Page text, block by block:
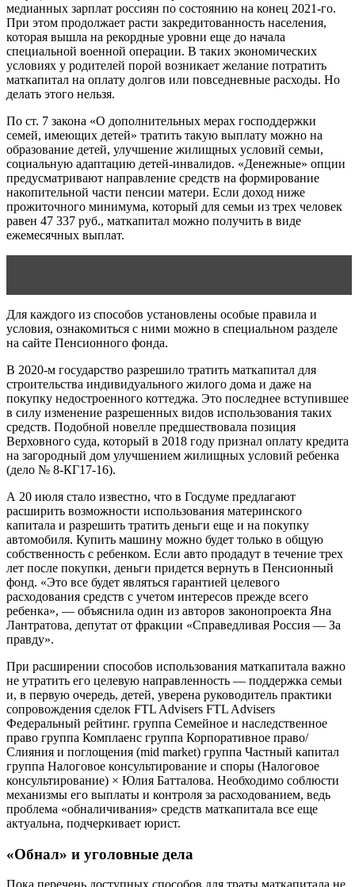
медианных зарплат россиян по состоянию на конец 2021-го.
При этом продолжает расти закредитованность населения,
которая вышла на рекордные уровни еще до начала
специальной военной операции. В таких экономических
условиях у родителей порой возникает желание потратить
маткапитал на оплату долгов или повседневные расходы. Но
делать этого нельзя.
По ст. 7 закона «О дополнительных мерах господдержки
семей, имеющих детей» тратить такую выплату можно на
образование детей, улучшение жилищных условий семьи,
социальную адаптацию детей-инвалидов. «Денежные» опции
предусматривают направление средств на формирование
накопительной части пенсии матери. Если доход ниже
прожиточного минимума, который для семьи из трех человек
равен 47 337 руб., маткапитал можно получить в виде
ежемесячных выплат.
Для каждого из способов установлены особые правила и
условия, ознакомиться с ними можно в специальном разделе
на сайте Пенсионного фонда.
В 2020-м государство разрешило тратить маткапитал для
строительства индивидуального жилого дома и даже на
покупку недостроенного коттеджа. Это последнее вступившее
в силу изменение разрешенных видов использования таких
средств. Подобной новелле предшествовала позиция
Верховного суда, который в 2018 году признал оплату кредита
на загородный дом улучшением жилищных условий ребенка
(дело № 8-КГ17-16).
А 20 июля стало известно, что в Госдуме предлагают
расширить возможности использования материнского
капитала и разрешить тратить деньги еще и на покупку
автомобиля. Купить машину можно будет только в общую
собственность с ребенком. Если авто продадут в течение трех
лет после покупки, деньги придется вернуть в Пенсионный
фонд. «Это все будет являться гарантией целевого
расходования средств с учетом интересов прежде всего
ребенка», — объяснила один из авторов законопроекта Яна
Лантратова, депутат от фракции «Справедливая Россия — За
правду».
При расширении способов использования маткапитала важно
не утратить его целевую направленность — поддержка семьи
и, в первую очередь, детей, уверена руководитель практики
сопровождения сделок FTL Advisers FTL Advisers
Федеральный рейтинг. группа Семейное и наследственное
право группа Комплаенс группа Корпоративное право/
Слияния и поглощения (mid market) группа Частный капитал
группа Налоговое консультирование и споры (Налоговое
консультирование) × Юлия Батталова. Необходимо соблюсти
механизмы его выплаты и контроля за расходованием, ведь
проблема «обналичивания» средств маткапитала все еще
актуальна, подчеркивает юрист.
«Обнал» и уголовные дела